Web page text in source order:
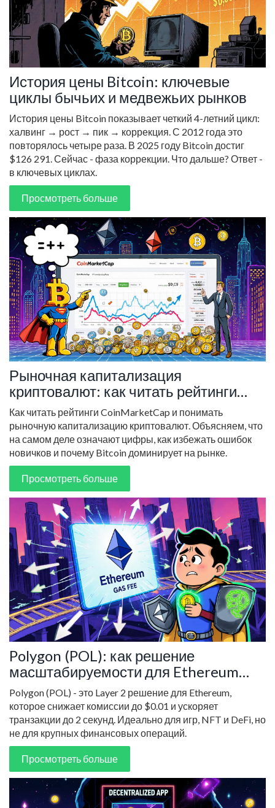
История цены Bitcoin: ключевые
циклы бычьих и медвежьих рынков
История цены Bitcoin показывает четкий 4-летний цикл:
халвинг → рост → пик → коррекция. С 2012 года это
повторялось четыре раза. В 2025 году Bitcoin достиг
$126 291. Сейчас - фаза коррекции. Что дальше? Ответ -
в ключевых циклах.
Просмотреть больше
Рыночная капитализация
криптовалют: как читать рейтинги
CoinMarketCap
Как читать рейтинги CoinMarketCap и понимать
рыночную капитализацию криптовалют. Объясняем, что
на самом деле означают цифры, как избежать ошибок
новичков и почему Bitcoin доминирует на рынке.
Просмотреть больше
Polygon (POL): как решение
масштабируемости для Ethereum
снижает комиссии и ускоряет
транзакции
Polygon (POL) - это Layer 2 решение для Ethereum,
которое снижает комиссии до $0.01 и ускоряет
транзакции до 2 секунд. Идеально для игр, NFT и DeFi, но
не для крупных финансовых операций.
Просмотреть больше